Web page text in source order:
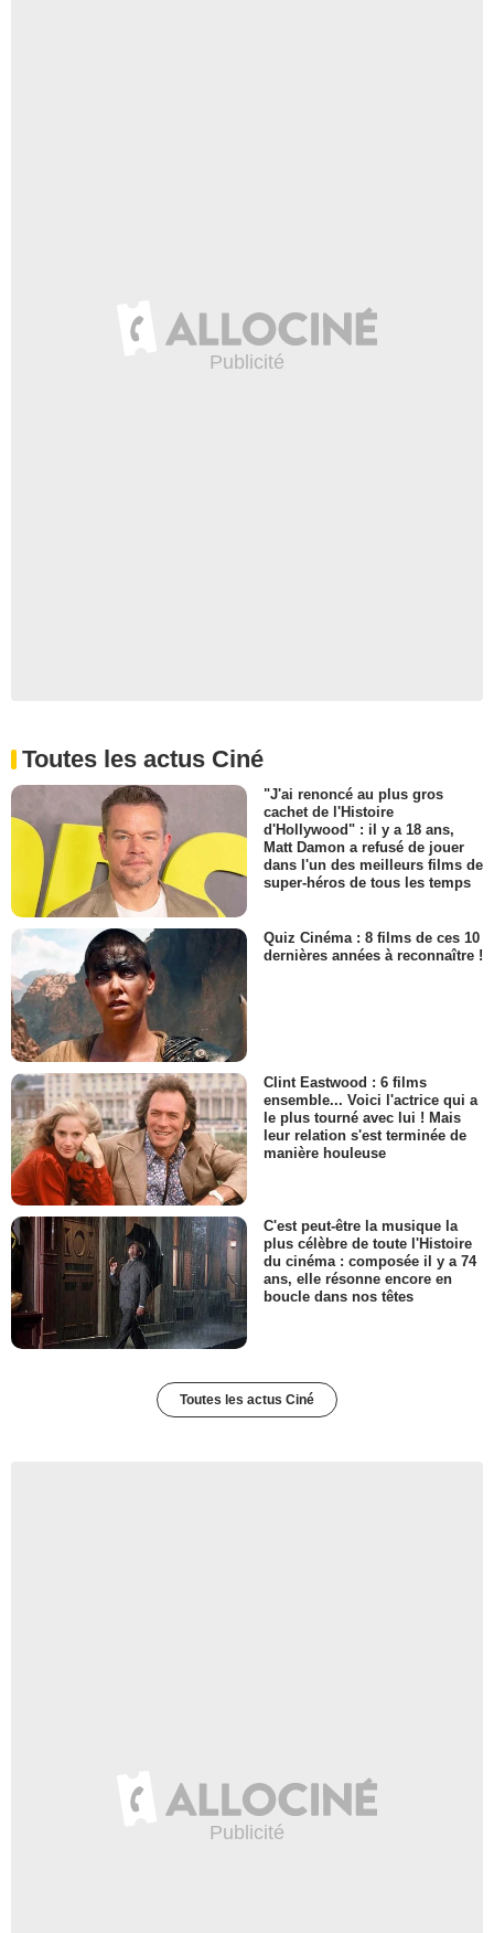
Toutes les actus Ciné
"J'ai renoncé au plus gros
cachet de l'Histoire
d'Hollywood" : il y a 18 ans,
Matt Damon a refusé de jouer
dans l'un des meilleurs films de
super-héros de tous les temps
Quiz Cinéma : 8 films de ces 10
dernières années à reconnaître !
Clint Eastwood : 6 films
ensemble... Voici l'actrice qui a
le plus tourné avec lui ! Mais
leur relation s'est terminée de
manière houleuse
C'est peut-être la musique la
plus célèbre de toute l'Histoire
du cinéma : composée il y a 74
ans, elle résonne encore en
boucle dans nos têtes
Toutes les actus Ciné